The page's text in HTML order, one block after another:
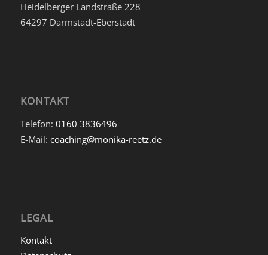
Heidelberger Landstraße 228
64297 Darmstadt-Eberstadt
KONTAKT
Telefon: 0160 3836496
E-Mail: coaching@monika-reetz.de
LEGAL
Kontakt